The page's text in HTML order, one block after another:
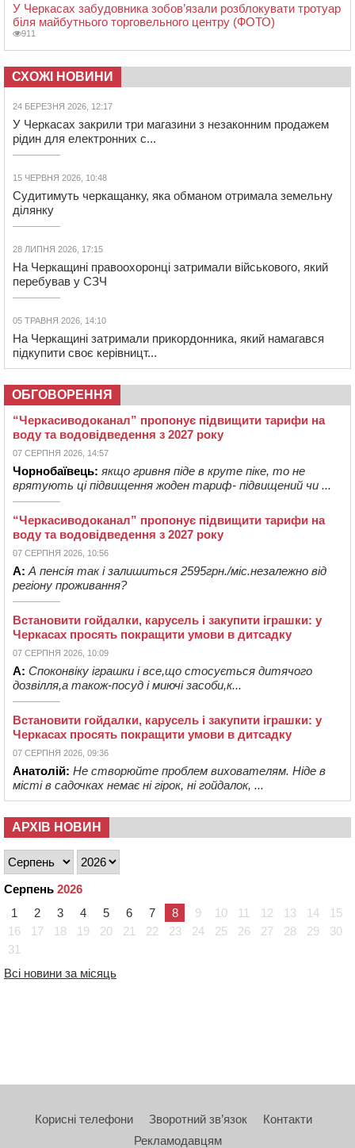
У Черкасах забудовника зобов’язали розблокувати тротуар
біля майбутнього торговельного центру (ФОТО)
911
СХОЖІ НОВИНИ
24 БЕРЕЗНЯ 2026, 12:17
У Черкасах закрили три магазини з незаконним продажем
рідин для електронних с...
15 ЧЕРВНЯ 2026, 10:48
Судитимуть черкащанку, яка обманом отримала земельну
ділянку
28 ЛИПНЯ 2026, 17:15
На Черкащині правоохоронці затримали військового, який
перебував у СЗЧ
05 ТРАВНЯ 2026, 14:10
На Черкащині затримали прикордонника, який намагався
підкупити своє керівницт...
ОБГОВОРЕННЯ
“Черкасиводоканал” пропонує підвищити тарифи на
воду та водовідведення з 2027 року
07 СЕРПНЯ 2026, 14:57
Чорнобаївець: якщо гривня піде в круте піке, то не
врятують ці підвищення жоден тариф- підвищений чи ...
“Черкасиводоканал” пропонує підвищити тарифи на
воду та водовідведення з 2027 року
07 СЕРПНЯ 2026, 10:56
А: А пенсія так і залишиться 2595грн./міс.незалежно від
регіону проживання?
Встановити гойдалки, карусель і закупити іграшки: у
Черкасах просять покращити умови в дитсадку
07 СЕРПНЯ 2026, 10:09
А: Споконвіку іграшки і все,що стосується дитячого
дозвілля,а також-посуд і миючі засоби,к...
Встановити гойдалки, карусель і закупити іграшки: у
Черкасах просять покращити умови в дитсадку
07 СЕРПНЯ 2026, 09:36
Анатолій: Не створюйте проблем вихователям. Ніде в
місті в садочках немає ні гірок, ні гойдалок, ...
АРХІВ НОВИН
Серпень 2026
1
2 3 4 5 6 7 8 9 10 11 12 13 14
15
16
17 18 19 20 21 22 23 24 25 26 27 28 29
30
31
Всі новини за місяць
Корисні телефони Зворотний зв’язок
Контакти
Рекламодавцям